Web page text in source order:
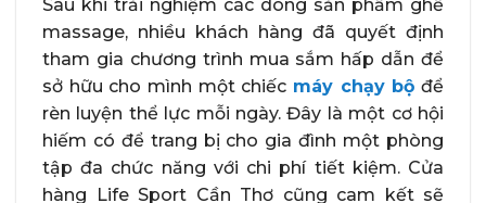
Sau khi trải nghiệm các dòng sản phẩm ghế
massage, nhiều khách hàng đã quyết định
tham gia chương trình mua sắm hấp dẫn để
sở hữu cho mình một chiếc máy chạy bộ để
rèn luyện thể lực mỗi ngày. Đây là một cơ hội
hiếm có để trang bị cho gia đình một phòng
tập đa chức năng với chi phí tiết kiệm. Cửa
hàng Life Sport Cần Thơ cũng cam kết sẽ